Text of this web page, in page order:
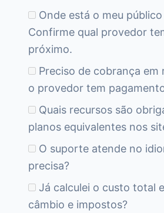
Onde está o meu
Confirme qual provedor
próximo.
Preciso de cobrança em
o provedor tem
Quais recursos são
planos equivalentes nos
O suporte atende no
precisa?
Já calculei o custo total
câmbio e impostos?